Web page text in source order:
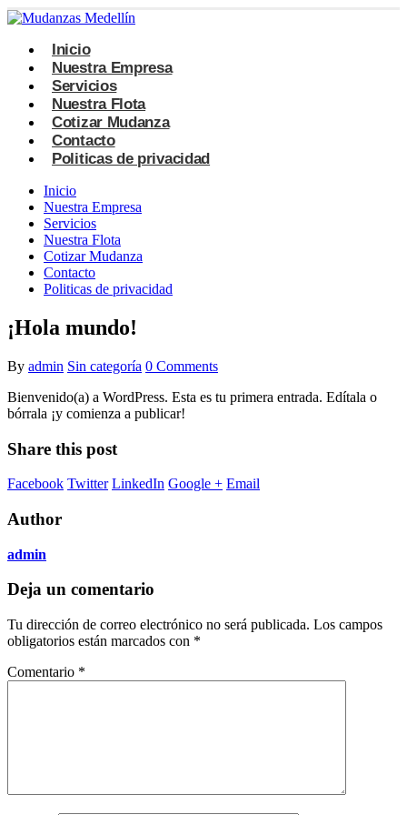
Inicio
Nuestra Empresa
Servicios
Nuestra Flota
Cotizar Mudanza
Contacto
Politicas de privacidad
Inicio
Nuestra Empresa
Servicios
Nuestra Flota
Cotizar Mudanza
Contacto
Politicas de privacidad
¡Hola mundo!
By admin Sin categoría 0 Comments
Bienvenido(a) a WordPress. Esta es tu primera entrada. Edítala o
bórrala ¡y comienza a publicar!
Share this post
Facebook Twitter LinkedIn Google + Email
Author
admin
Deja un comentario
Tu dirección de correo electrónico no será publicada. Los campos
obligatorios están marcados con *
Comentario *